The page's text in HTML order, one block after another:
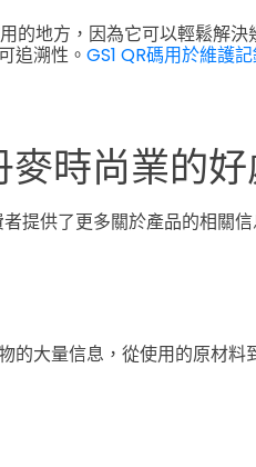
的地方，因為它可以輕鬆解
追溯性。 GS1 QR碼用於維護
麥時尚業的
提供了更多關於產品的相關信
的大量信息，從使用的原材